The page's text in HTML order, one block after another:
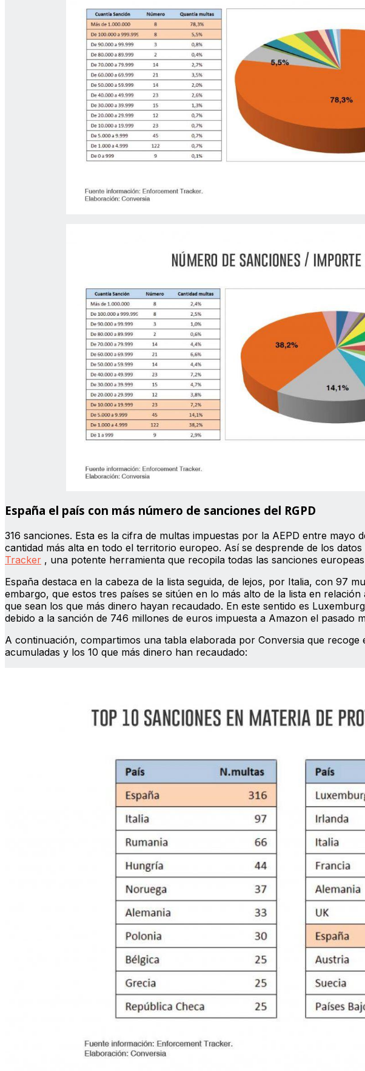
España el país con más número de sanciones del RGPD
316 sanciones. Esta es la cifra de multas impuestas por la AEPD entre mayo
cantidad más alta en todo el territorio europeo. Así se desprende de los
Tracker , una potente herramienta que recopila todas las sanciones
España destaca en la cabeza de la lista seguida, de lejos, por Italia, con 97
embargo, que estos tres países se sitúen en lo más alto de la lista en
que sean los que más dinero hayan recaudado. En este sentido es
debido a la sanción de 746 millones de euros impuesta a Amazon el pasado
A continuación, compartimos una tabla elaborada por Conversia que recoge
acumuladas y los 10 que más dinero han recaudado: